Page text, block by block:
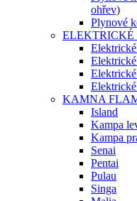
ohřev)
Plynové
ELEKTRICKÉ
KAMNA
Island
Kampa
Kampa
Senai
Pentai
Pulau
Singa